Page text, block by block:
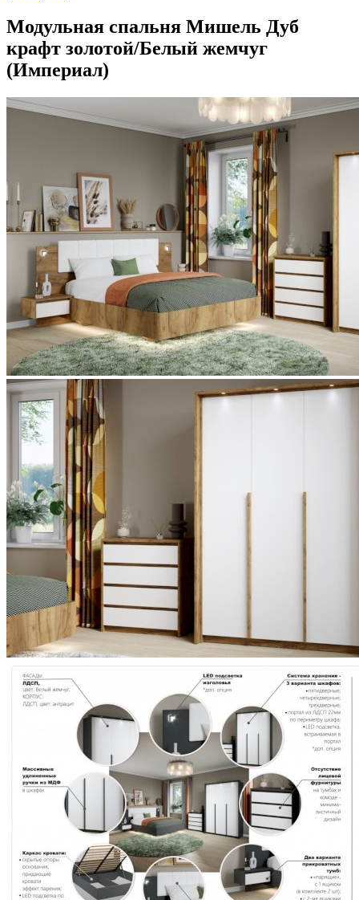
Модульная спальня Мишель Дуб
крафт золотой/Белый жемчуг
(Империал)